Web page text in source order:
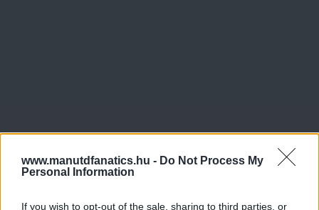
www.manutdfanatics.hu - Do Not Process My
Personal Information
If you wish to opt-out of the sale, sharing to third parties, or